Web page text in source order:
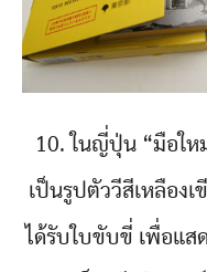
10. ในญี่ปุ่น “มือให
เป็นรูปตัววีสีเหลืองเ
ได้รับใบขับขี่ เพื่อแส